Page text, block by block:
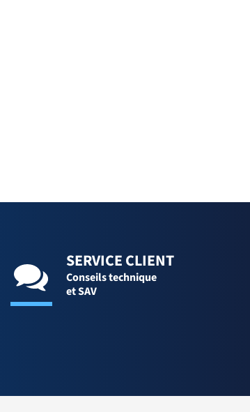
SERVICE CLIENT
Conseils technique
et SAV